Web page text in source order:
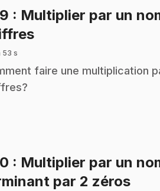
: Multiplier par un
.
53 s
faire une multiplication
: Multiplier par un
par 2 zéros.